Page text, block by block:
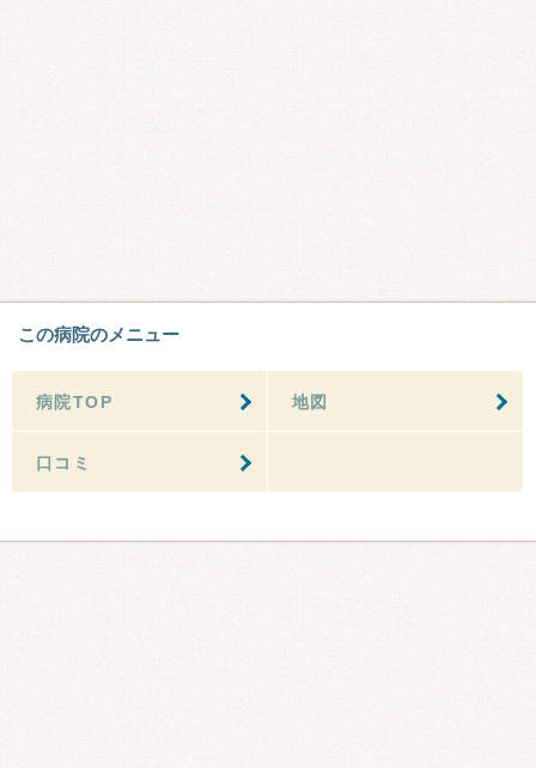
この病院のメニュー
病院TOP 地図
口コミ